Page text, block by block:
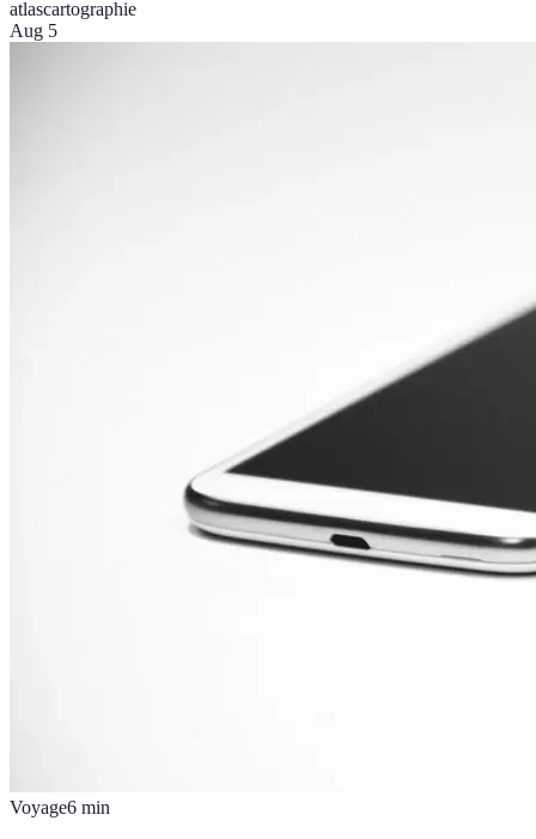
atlascartographie
Aug 5
Voyage6 min